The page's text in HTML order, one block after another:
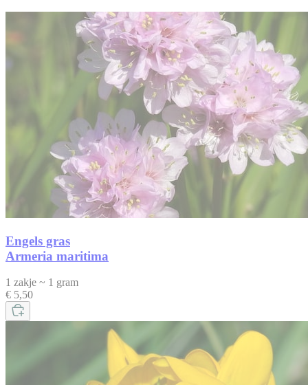
Engels gras
Armeria maritima
1 zakje ~ 1 gram
€ 5,50